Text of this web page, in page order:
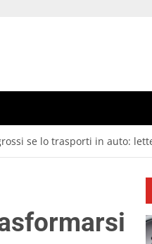
se lo trasporti in auto: